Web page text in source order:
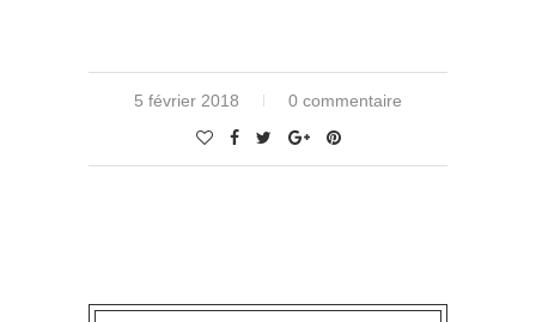
5 février 2018 0 commentaire